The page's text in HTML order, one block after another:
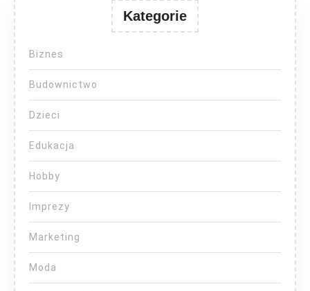
Kategorie
Biznes
Budownictwo
Dzieci
Edukacja
Hobby
Imprezy
Marketing
Moda